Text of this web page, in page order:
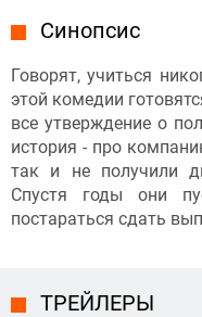
Синопсис
Говорят, учиться
этой комедии
все утверждение о
история - про
так и не получили
Спустя годы они
постараться сдать
ТРЕЙЛЕРЫ